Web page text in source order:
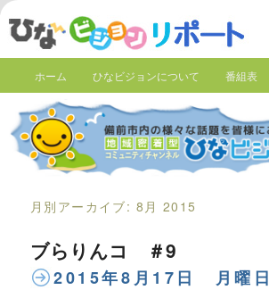
ホーム ひなビジョンについて 番組表
月別アーカイブ: 8月 2015
ブらりんコ ＃9
2015年8月17日 月曜日